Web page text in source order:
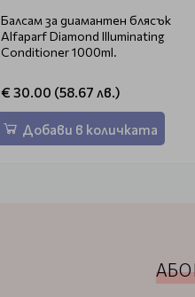
Балсам за диамантен блясък
Alfaparf Diamond Illuminating
Conditioner 1000ml.
€ 30.00 (58.67 лв.)
Добави в количката